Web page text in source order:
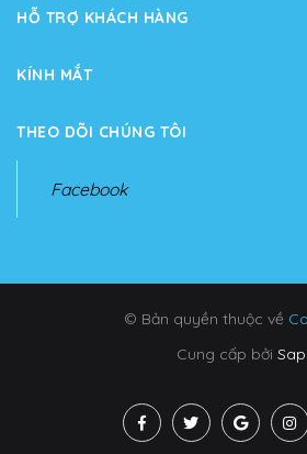
HỖ TRỢ KHÁCH HÀNG
KÍNH MẮT
THEO DÕI CHÚNG TÔI
Facebook
© Bản quyền thuộc về
Cung cấp bởi